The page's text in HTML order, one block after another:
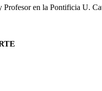
en la Pontificia U.